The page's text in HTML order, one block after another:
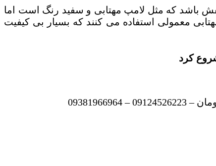
باشد که مثل لامپ مهتابی و سفید رنگ است اما
معمولی استفاده می کنند که بسیار بی کیفیت
کرد